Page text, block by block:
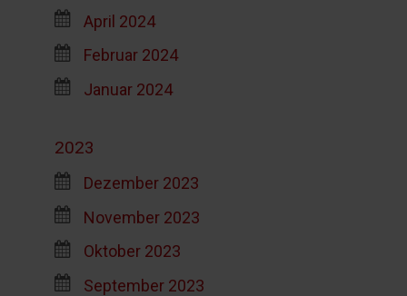
April 2024
Februar 2024
Januar 2024
2023
Dezember 2023
November 2023
Oktober 2023
September 2023